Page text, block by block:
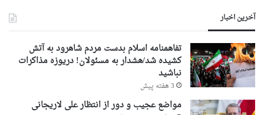
آخرین اخبار
تفاهمنامه اسلام بدست مردم شاهرود به آتش
کشیده شد/هشدار به مسئولان! دریوزه مذاکرات
نباشید
3 هفته پیش
مواضع عجیب و دور از انتظار علی لاریجانی